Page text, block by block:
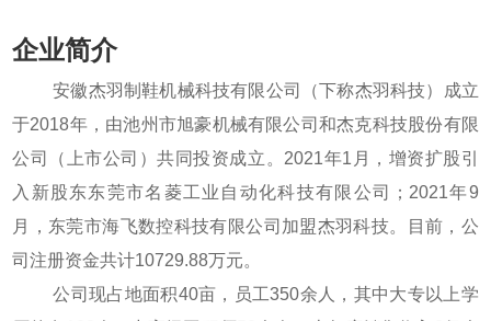
企业简介
安徽杰羽制鞋机械科技有限公司（下称杰羽科技）成立
于2018年，由池州市旭豪机械有限公司和杰克科技股份有限
公司（上市公司）共同投资成立。2021年1月，增资扩股引
入新股东东莞市名菱工业自动化科技有限公司；2021年9
月，东莞市海飞数控科技有限公司加盟杰羽科技。目前，公
司注册资金共计10729.88万元。
公司现占地面积40亩，员工350余人，其中大专以上学